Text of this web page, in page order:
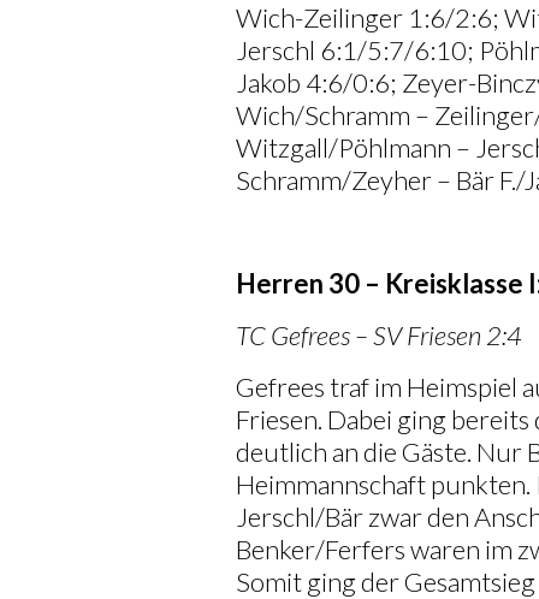
Wich-Zeilinger 1:6/2:6;
Jerschl 6:1/5:7/6:10;
Jakob 4:6/0:6; Zeyer-
Wich/Schramm –
Witzgall/Pöhlmann –
Schramm/Zeyher – Bär F./
Herren 30 – Kreisklasse
TC Gefrees – SV Friesen 2:4
Gefrees traf im Heimspiel
Friesen. Dabei ging
deutlich an die Gäste. Nur
Heimmannschaft
Jerschl/Bär zwar den
Benker/Ferfers waren im
Somit ging der